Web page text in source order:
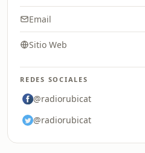
Email
Sitio Web
REDES SOCIALES
@radiorubicat
@radiorubicat